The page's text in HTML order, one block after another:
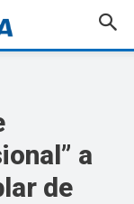
a
de